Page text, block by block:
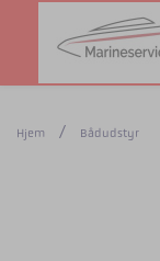
Hjem Bådudstyr